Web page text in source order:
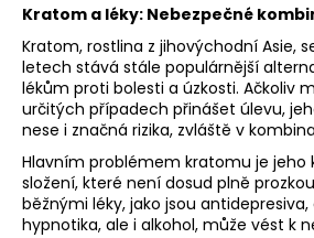
Kratom a léky: Nebezpečné
Kratom, rostlina z jihovýchodní Asie,
letech stává stále populárnější
lékům proti bolesti a úzkosti. Ačkoliv
určitých případech přinášet úlevu,
nese i značná rizika, zvláště v
Hlavním problémem kratomu je jeho
složení, které není dosud plně
běžnými léky, jako jsou
hypnotika, ale i alkohol, může vést k
t
ř
e
b
u
j
e
t